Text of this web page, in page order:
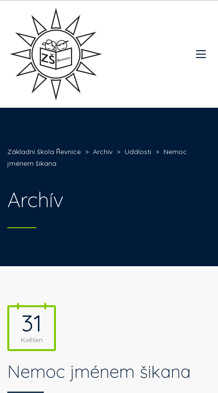
Základní škola Řevnice > Archív > Události > Nemoc
jménem šikana
Archív
31
Květen
Nemoc jménem šikana